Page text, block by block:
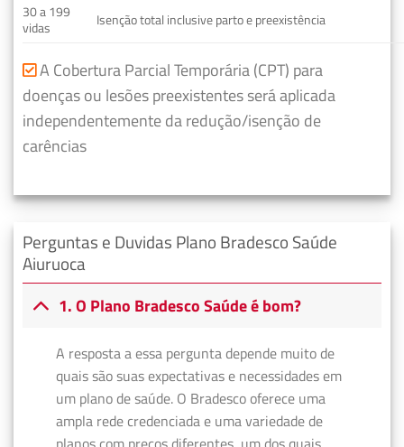
30 a 199
vidas
Isenção total inclusive parto e preexistência
A Cobertura Parcial Temporária (CPT) para
doenças ou lesões preexistentes será aplicada
independentemente da redução/isenção de
carências
Perguntas e Duvidas Plano Bradesco Saúde
Aiuruoca
1. O Plano Bradesco Saúde é bom?
A resposta a essa pergunta depende muito de
quais são suas expectativas e necessidades em
um plano de saúde. O Bradesco oferece uma
ampla rede credenciada e uma variedade de